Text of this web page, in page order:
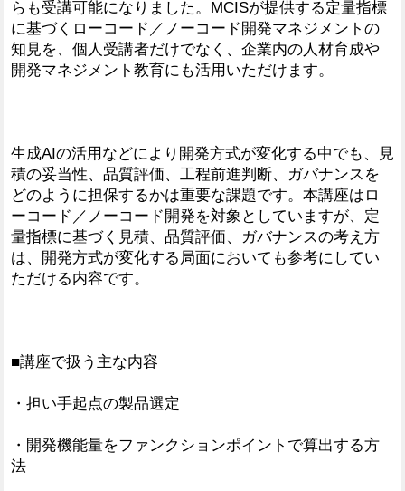
らも受講可能になりました。MCISが提供する定量指標
に基づくローコード／ノーコード開発マネジメントの
知見を、個人受講者だけでなく、企業内の人材育成や
開発マネジメント教育にも活用いただけます。
生成AIの活用などにより開発方式が変化する中でも、見
積の妥当性、品質評価、工程前進判断、ガバナンスを
どのように担保するかは重要な課題です。本講座はロ
ーコード／ノーコード開発を対象としていますが、定
量指標に基づく見積、品質評価、ガバナンスの考え方
は、開発方式が変化する局面においても参考にしてい
ただける内容です。
■講座で扱う主な内容
・担い手起点の製品選定
・開発機能量をファンクションポイントで算出する方
法